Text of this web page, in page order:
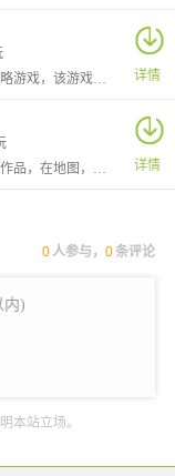
附加【减速】，持
驱散)，对【冰冻】
改进，被誉为为战而
，100%概率附加
，【流血】状态目标
时伤害提升10%
欧陆战争6：1914是一款回合制的军事策略游戏，该游戏严格参照历史，以第一次世界大战为背景，在线了当年的经典战役，该有延续了前作优秀的玩法。
详情
欧陆战争4拿破仑是欧陆战争系列的队伍作品，在地图，玩法上有了很大的提升，超大的无缝缩放地图，种类众多的列强帝国，
详情
0 人参与，0条评论
本站立场。